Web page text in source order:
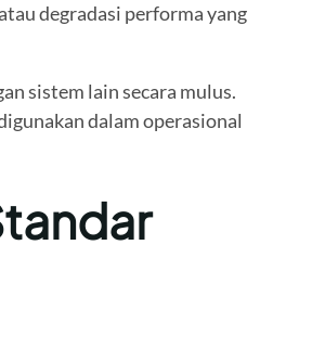
degradasi performa yang
sistem lain secara mulus.
dalam operasional